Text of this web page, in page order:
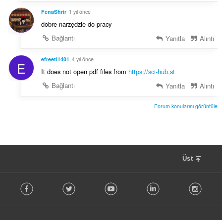
FenaShrir 1 yıl önce
dobre narzędzie do pracy
Bağlantı
Yanıtla Alıntı
E efreeti1401 4 yıl önce
It does not open pdf files from https://sci-hub.st
Bağlantı
Yanıtla Alıntı
Forum konularını görüntüle
Üst
o Facebook Twitter Youtube LinkedIn